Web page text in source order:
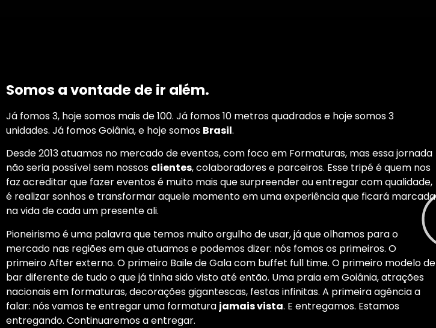
Somos a vontade de ir além.
Já fomos 3, hoje somos mais de 100. Já fomos 10 metros quadrados e hoje somos 3
unidades. Já fomos Goiânia, e hoje somos Brasil.
Desde 2013 atuamos no mercado de eventos, com foco em Formaturas, mas essa jornada
não seria possível sem nossos clientes, colaboradores e parceiros. Esse tripé é quem nos
faz acreditar que fazer eventos é muito mais que surpreender ou entregar com qualidade,
é realizar sonhos e transformar aquele momento em uma experiência que ficará marcada
na vida de cada um presente ali.
Pioneirismo é uma palavra que temos muito orgulho de usar, já que olhamos para o
mercado nas regiões em que atuamos e podemos dizer: nós fomos os primeiros. O
primeiro After externo. O primeiro Baile de Gala com buffet full time. O primeiro modelo de
bar diferente de tudo o que já tinha sido visto até então. Uma praia em Goiânia, atrações
nacionais em formaturas, decorações gigantescas, festas infinitas. A primeira agência a
falar: nós vamos te entregar uma formatura jamais vista. E entregamos. Estamos
entregando. Continuaremos a entregar.